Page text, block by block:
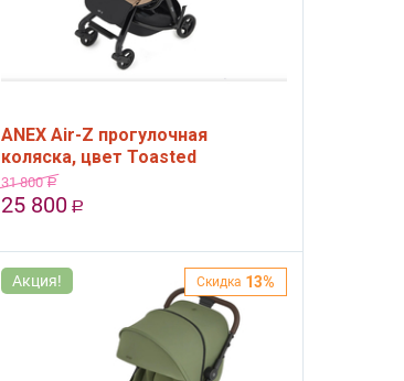
ANEX Air-Z прогулочная
коляска, цвет Toasted
31 800 Р
25 800 Р
Акция! Скидка 13%